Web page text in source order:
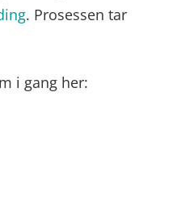
. Prosessen tar
i gang her: